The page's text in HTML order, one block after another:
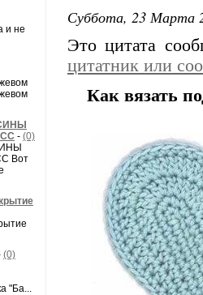
и не
- (0)
Вот
(0)
"Ба...
Суббота, 23 Марта
Это цитата
цитатник или
Как вязать